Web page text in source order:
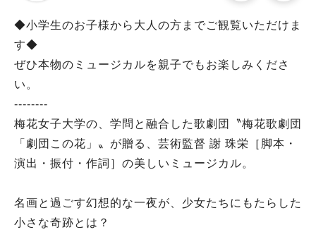
◆小学生のお子様から大人の方までご観覧いただけま
す◆
ぜひ本物のミュージカルを親子でもお楽しみくださ
い。
--------
梅花女子大学の、学問と融合した歌劇団〝梅花歌劇団
「劇団この花」〟が贈る、芸術監督 謝 珠栄［脚本・
演出・振付・作詞］の美しいミュージカル。
名画と過ごす幻想的な一夜が、少女たちにもたらした
小さな奇跡とは？